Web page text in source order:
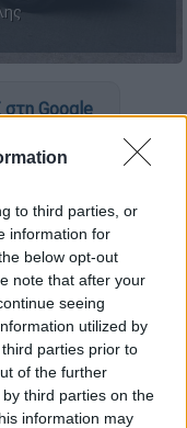
to third parties, or
information for
below opt-out
note that after your
seeing
utilized by
parties prior to
of the further
third parties on the
information may
Google
σε βαθμό
υπήκοοι
από τη
Νέα Μάκρη.